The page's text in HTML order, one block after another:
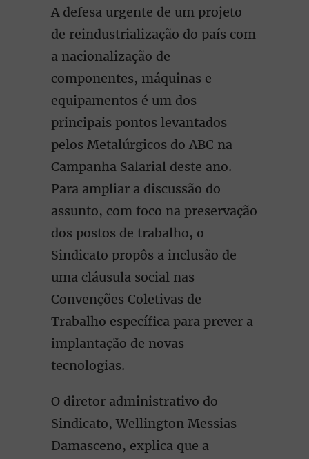
A defesa urgente de um projeto
de reindustrialização do país com
a nacionalização de
componentes, máquinas e
equipamentos é um dos
principais pontos levantados
pelos Metalúrgicos do ABC na
Campanha Salarial deste ano.
Para ampliar a discussão do
assunto, com foco na preservação
dos postos de trabalho, o
Sindicato propôs a inclusão de
uma cláusula social nas
Convenções Coletivas de
Trabalho específica para prever a
implantação de novas
tecnologias.
O diretor administrativo do
Sindicato, Wellington Messias
Damasceno, explica que a